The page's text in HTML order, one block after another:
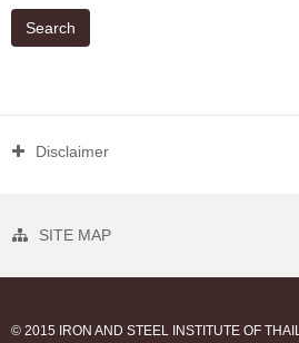
Search
Disclaimer
SITE MAP
© 2015 IRON AND STEEL INSTITUTE OF